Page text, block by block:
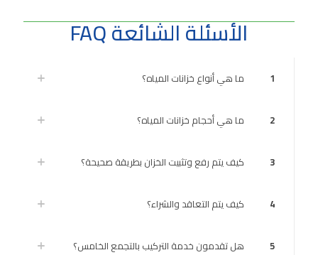
الأسئلة الشائعة FAQ
1 ما هي أنواع خزانات المياه؟
2 ما هي أحجام خزانات المياه؟
3 كيف يتم رفع وتثبيت الخزان بطريقة صحيحة؟
4 كيف يتم التعاقد والشراء؟
5 هل تقدمون خدمة التركيب بالتجمع الخامس؟